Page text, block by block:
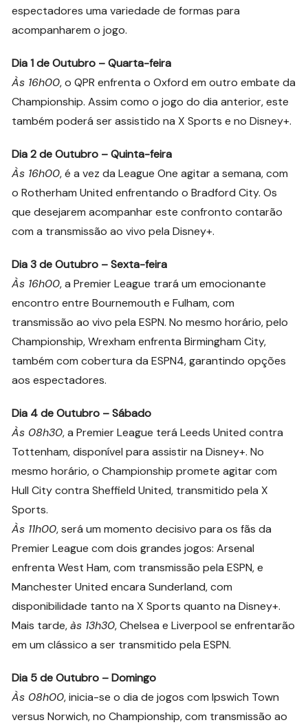
espectadores uma variedade de formas para
acompanharem o jogo.
Dia 1 de Outubro – Quarta-feira
Às 16h00, o QPR enfrenta o Oxford em outro embate da
Championship. Assim como o jogo do dia anterior, este
também poderá ser assistido na X Sports e no Disney+.
Dia 2 de Outubro – Quinta-feira
Às 16h00, é a vez da League One agitar a semana, com
o Rotherham United enfrentando o Bradford City. Os
que desejarem acompanhar este confronto contarão
com a transmissão ao vivo pela Disney+.
Dia 3 de Outubro – Sexta-feira
Às 16h00, a Premier League trará um emocionante
encontro entre Bournemouth e Fulham, com
transmissão ao vivo pela ESPN. No mesmo horário, pelo
Championship, Wrexham enfrenta Birmingham City,
também com cobertura da ESPN4, garantindo opções
aos espectadores.
Dia 4 de Outubro – Sábado
Às 08h30, a Premier League terá Leeds United contra
Tottenham, disponível para assistir na Disney+. No
mesmo horário, o Championship promete agitar com
Hull City contra Sheffield United, transmitido pela X
Sports.
Às 11h00, será um momento decisivo para os fãs da
Premier League com dois grandes jogos: Arsenal
enfrenta West Ham, com transmissão pela ESPN, e
Manchester United encara Sunderland, com
disponibilidade tanto na X Sports quanto na Disney+.
Mais tarde,às 13h30, Chelsea e Liverpool se enfrentarão
em um clássico a ser transmitido pela ESPN.
Dia 5 de Outubro – Domingo
Às 08h00, inicia-se o dia de jogos com Ipswich Town
versus Norwich, no Championship, com transmissão ao